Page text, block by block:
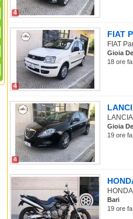
4
4
FIAT
FIAT
Gioia
18 ore
4
Gioia
19 ore
Bari
19 ore